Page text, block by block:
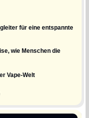
für eine entspannte
wie Menschen die
Vape-Welt